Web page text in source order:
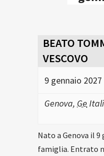
NAVIGATION
BEATO
VESCOVO
9 gennaio 2027
Genova, Ge
Nato a Genova il 9
famiglia. Entrato